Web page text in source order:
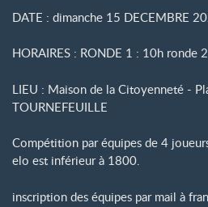
DATE : dimanche 15 DECEMBRE
HORAIRES : RONDE 1 : 10h ronde
LIEU : Maison de la Citoyenneté -
TOURNEFEUILLE
Compétition par équipes de 4
elo est inférieur à 1800.
inscription des équipes par mail à